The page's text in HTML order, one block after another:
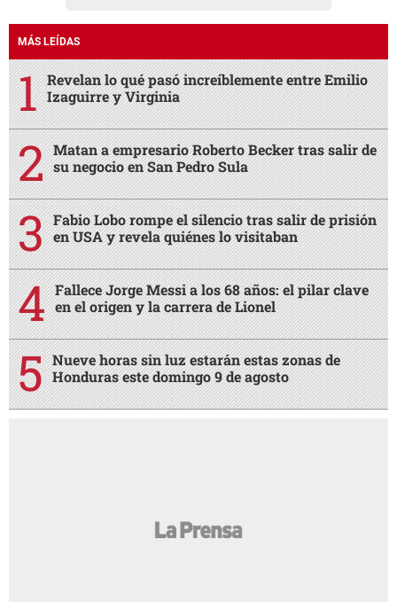
MÁS LEÍDAS
Revelan lo qué pasó increíblemente entre Emilio
Izaguirre y Virginia
Matan a empresario Roberto Becker tras salir de
su negocio en San Pedro Sula
Fabio Lobo rompe el silencio tras salir de prisión
en USA y revela quiénes lo visitaban
Fallece Jorge Messi a los 68 años: el pilar clave
en el origen y la carrera de Lionel
Nueve horas sin luz estarán estas zonas de
Honduras este domingo 9 de agosto